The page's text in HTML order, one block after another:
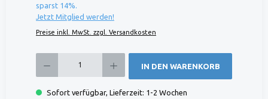
sparst 14%.
Jetzt Mitglied werden!
Preise inkl. MwSt. zzgl. Versandkosten
IN DEN WARENKORB
Sofort verfügbar, Lieferzeit: 1-2 Wochen